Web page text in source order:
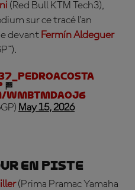
(Red Bull KTM Tech3),
sur ce tracé l'an
devant Fermín Aldeguer
🏁
May 15, 2026
en piste
(Prima Pramac Yamaha